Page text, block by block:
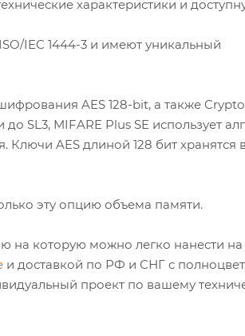
характеристики и
IEC 1444-3 и имеют уникальный
AES 128-bit, а также Crypto
SL3, MIFARE Plus SE использует
AES длиной 128 бит хранятся
эту опцию объема памяти.
на которую можно легко нанести на
и доставкой по РФ и СНГ с
проект по вашему